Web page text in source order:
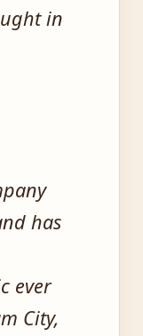
in
has
ever
City,